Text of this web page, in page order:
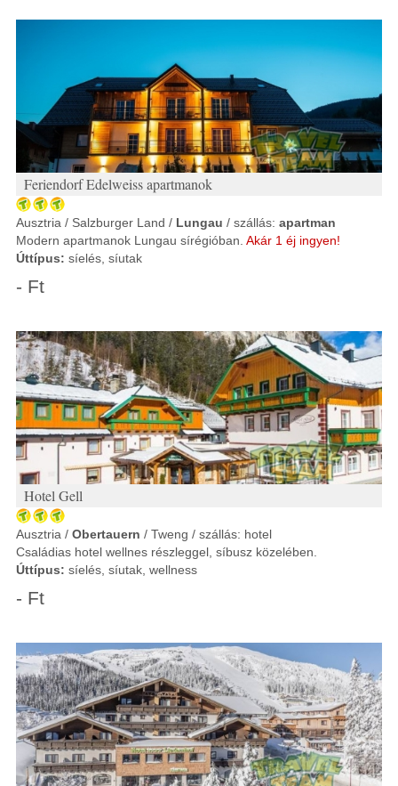
Feriendorf Edelweiss apartmanok
Ausztria / Salzburger Land / Lungau / szállás: apartman
Modern apartmanok Lungau sírégióban. Akár 1 éj ingyen!
Úttípus: síelés, síutak
- Ft
Hotel Gell
Ausztria / Obertauern / Tweng / szállás: hotel
Családias hotel wellnes részleggel, síbusz közelében.
Úttípus: síelés, síutak, wellness
- Ft